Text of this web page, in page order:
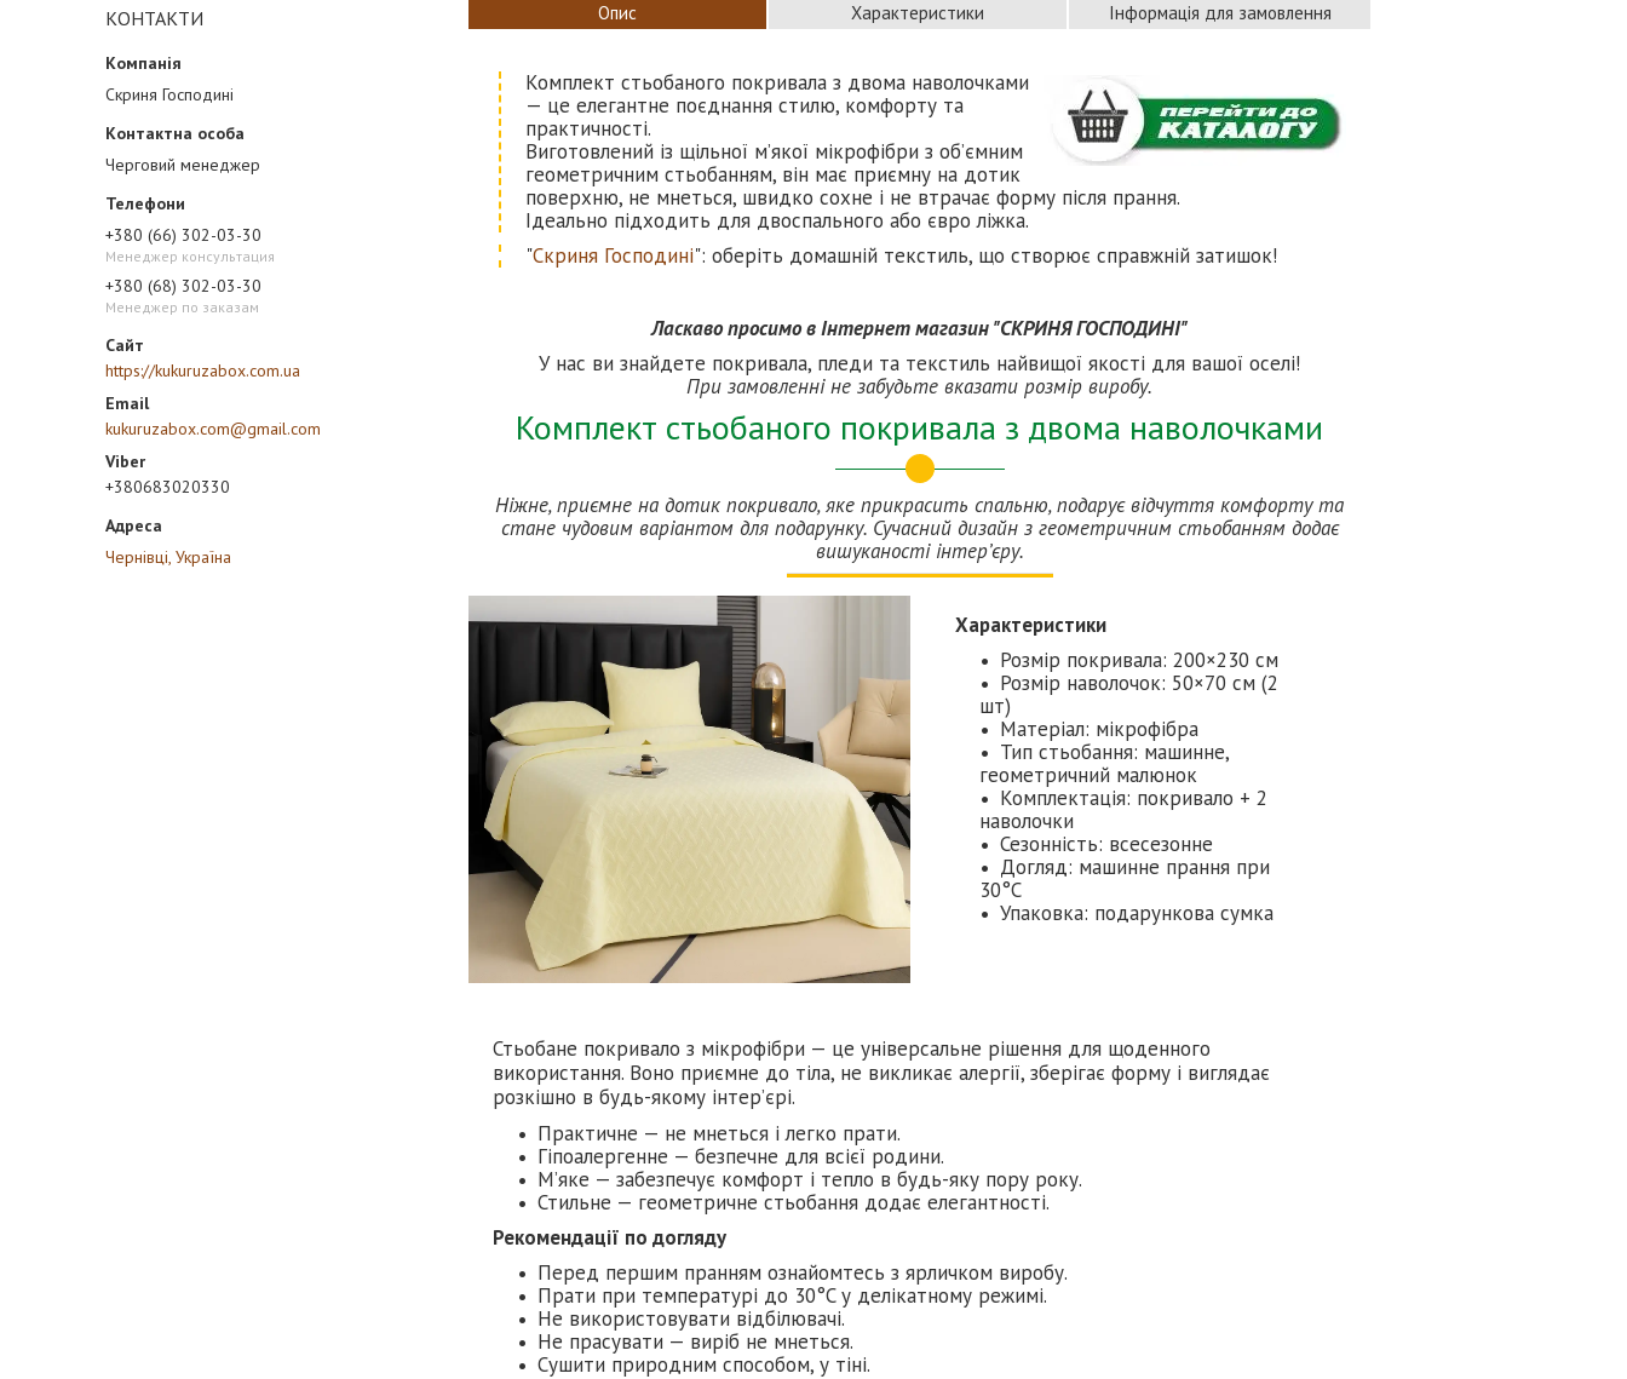
КОНТАКТИ
Скриня Господині
Черговий менеджер
+380 (66) 302-03-30
Менеджер консультация
+380 (68) 302-03-30
Менеджер по заказам
https://kukuruzabox.com.ua
kukuruzabox.com@gmail.com
+380683020330
Чернівці, Україна
Опис Характеристики Інформація для замовлення
Комплект стьобаного покривала з двома наволочками
— це елегантне поєднання стилю, комфорту та
практичності.
Виготовлений із щільної м’якої мікрофібри з об’ємним
геометричним стьобанням, він має приємну на дотик
поверхню, не мнеться, швидко сохне і не втрачає форму після прання.
Ідеально підходить для двоспального або євро ліжка.
"Скриня Господині": оберіть домашній текстиль, що створює справжній затишок!
Ласкаво просимо в Інтернет магазин "СКРИНЯ ГОСПОДИНІ"
У нас ви знайдете покривала, пледи та текстиль найвищої якості для вашої оселі!
При замовленні не забудьте вказати розмір виробу.
Комплект стьобаного покривала з двома наволочками
Ніжне, приємне на дотик покривало, яке прикрасить спальню, подарує відчуття комфорту та
стане чудовим варіантом для подарунку. Сучасний дизайн з геометричним стьобанням додає
вишуканості інтер’єру.
Характеристики
Розмір покривала: 200×230 см
Розмір наволочок: 50×70 см (2
шт)
Матеріал: мікрофібра
Тип стьобання: машинне,
геометричний малюнок
Комплектація: покривало + 2
наволочки
Сезонність: всесезонне
Догляд: машинне прання при
30°C
Упаковка: подарункова сумка
Стьобане покривало з мікрофібри — це універсальне рішення для щоденного
використання. Воно приємне до тіла, не викликає алергії, зберігає форму і виглядає
розкішно в будь-якому інтер’єрі.
Практичне — не мнеться і легко прати.
Гіпоалергенне — безпечне для всієї родини.
М’яке — забезпечує комфорт і тепло в будь-яку пору року.
Стильне — геометричне стьобання додає елегантності.
Рекомендації по догляду
Перед першим пранням ознайомтесь з ярличком виробу.
Прати при температурі до 30°C у делікатному режимі.
Не використовувати відбілювачі.
Не прасувати — виріб не мнеться.
Сушити природним способом, у тіні.